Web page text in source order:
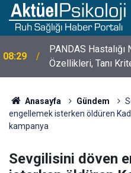
10:30
10 Mayıs
Mayıs Tarihinin
Anasayfa Gündem
engellemek isterken öldüren
kampanya
Sevgilisini döven